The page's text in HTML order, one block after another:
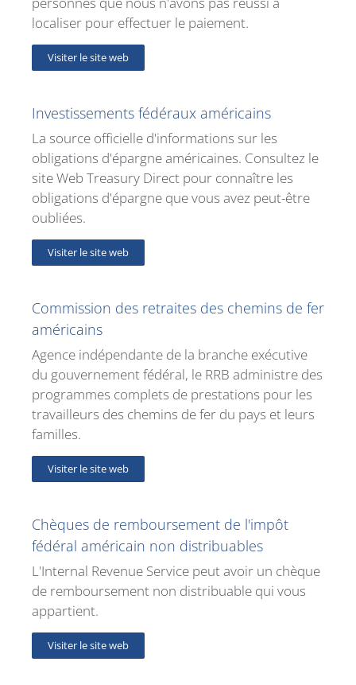
localiser pour effectuer le paiement.
Visiter le site web
Investissements fédéraux américains
La source officielle d'informations sur les
obligations d'épargne américaines. Consultez le
site Web Treasury Direct pour connaître les
obligations d'épargne que vous avez peut-être
oubliées.
Visiter le site web
Commission des retraites des chemins de fer
américains
Agence indépendante de la branche exécutive
du gouvernement fédéral, le RRB administre des
programmes complets de prestations pour les
travailleurs des chemins de fer du pays et leurs
familles.
Visiter le site web
Chèques de remboursement de l'impôt
fédéral américain non distribuables
L'Internal Revenue Service peut avoir un chèque
de remboursement non distribuable qui vous
appartient.
Visiter le site web